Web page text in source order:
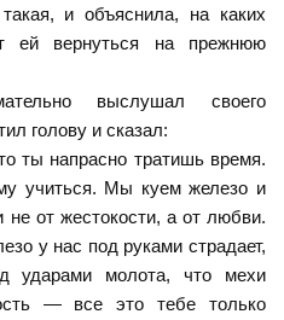
и объяснила, на каких
ей вернуться на прежнюю
выслушал своего
голову и сказал:
ты напрасно тратишь время.
учиться. Мы куем железо и
от жестокости, а от любви.
у нас под руками страдает,
ударами молота, что мехи
— все это тебе только